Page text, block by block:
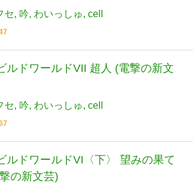
セ 吟 わいっしゅ cell
ルドワールドVII 超人 (電撃の新文
セ 吟 わいっしゅ cell
ルドワールドVI〈下〉 望みの果て
の新文芸)